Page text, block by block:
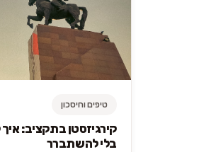
טיפים וחיסכון
קירגיזסטן בתקציב:
בלי להשתברר